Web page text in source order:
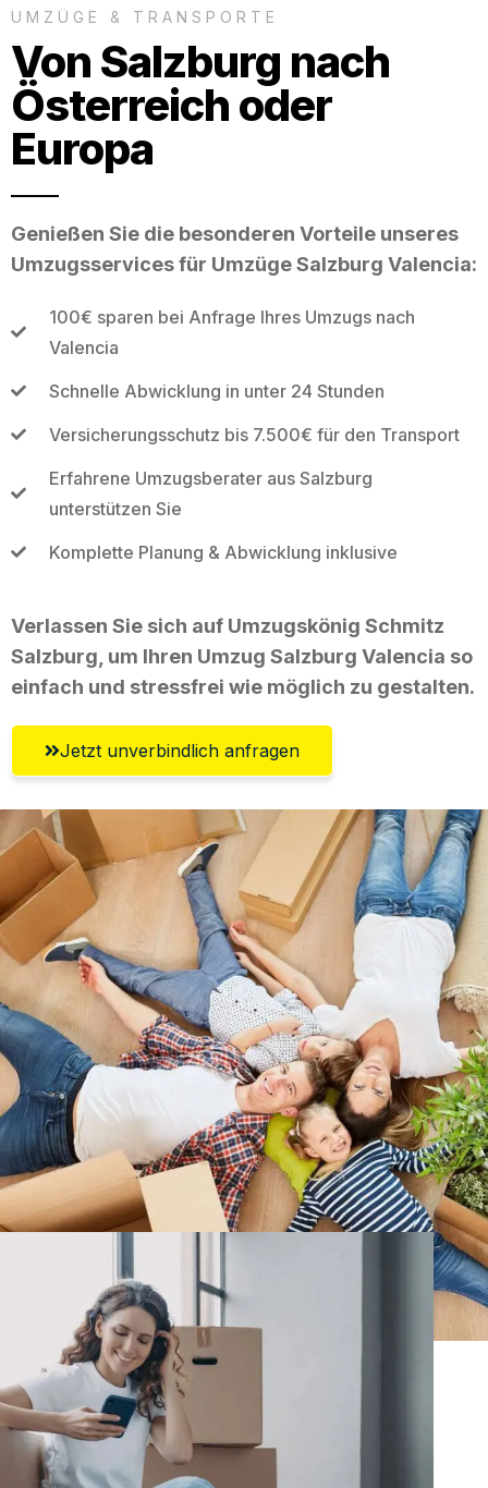
UMZÜGE & TRANSPORTE
Von Salzburg nach
Österreich oder
Europa
Genießen Sie die besonderen Vorteile unseres
Umzugsservices für Umzüge Salzburg Valencia:
100€ sparen bei Anfrage Ihres Umzugs nach
Valencia
Schnelle Abwicklung in unter 24 Stunden
Versicherungsschutz bis 7.500€ für den Transport
Erfahrene Umzugsberater aus Salzburg
unterstützen Sie
Komplette Planung & Abwicklung inklusive
Verlassen Sie sich auf Umzugskönig Schmitz
Salzburg, um Ihren Umzug Salzburg Valencia so
einfach und stressfrei wie möglich zu gestalten.
Jetzt unverbindlich anfragen